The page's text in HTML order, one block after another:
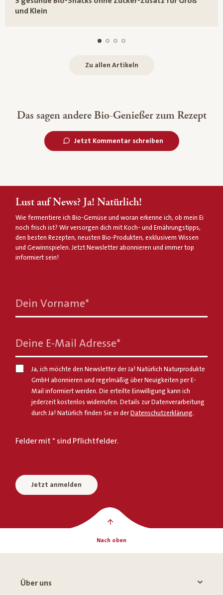
und Klein
Zu allen Artikeln
Das sagen andere Bio-Genießer zum Rezept
Jetzt Kommentar schreiben
Lust auf News? Ja! Natürlich!
Wie fermentiere ich Bio-Gemüse und woran erkenne ich, ob mein Ei
noch frisch ist? Wir versorgen dich mit Koch- und Ernährungstipps,
den besten Rezepten, neusten Bio-Produkten, exklusivem Wissen
und Gewinnspielen. Jetzt Newsletter abonnieren und immer top
informiert sein!
Dein Vorname*
Deine E-Mail Adresse*
Ja, ich möchte den Newsletter der Ja! Natürlich Naturprodukte
GmbH abonnieren und regelmäßig über Neuigkeiten per E-
Mail informiert werden. Die erteilte Einwilligung kann ich
jederzeit kostenlos widerrufen. Details zur Datenverarbeitung
durch Ja! Natürlich finden Sie in derDatenschutzerklärung.
Felder mit * sind Pflichtfelder.
Jetzt anmelden
Nach oben
Über uns